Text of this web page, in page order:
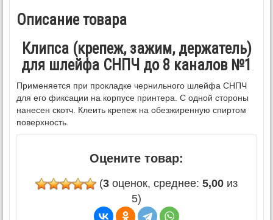
Описание товара
Клипса (крепеж, зажим, держатель)
для шлейфа СНПЧ до 8 каналов №1
Применяется при прокладке чернильного шлейфа СНПЧ
для его фиксации на корпусе принтера. С одной стороны
нанесен скотч. Клеить крепеж на обезжиренную спиртом
поверхность.
Оцените товар:
(3 оценок, среднее: 5,00 из
5)